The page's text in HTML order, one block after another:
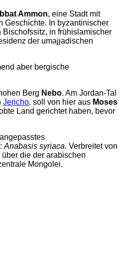
Ammon, eine Stadt mit
Geschichte. In byzantinischer
in frühislamischer
der umajjadischen
aber bergische
Berg Nebo. Am Jordan-Tal
Jericho, soll von hier aus Moses
Land gerichtet haben, bevor
Anabasis syriaca. Verbreitet von
die der arabischen
Mongolei.